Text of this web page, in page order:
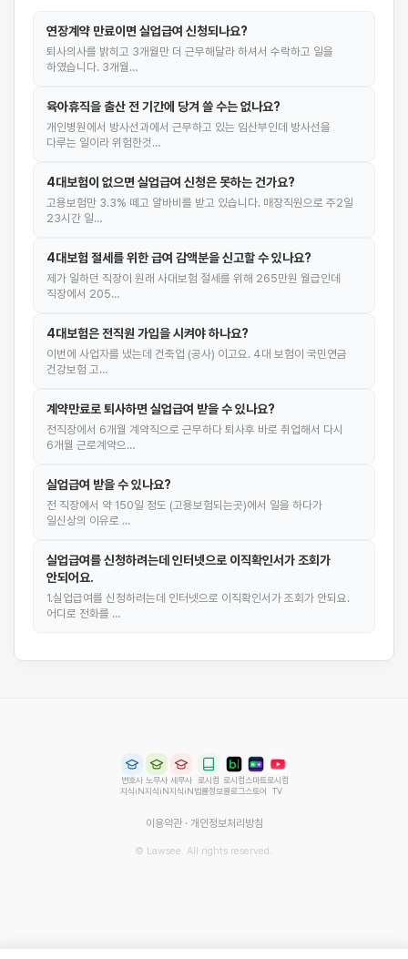
연장계약 만료이면 실업급여 신청되나요?
퇴사의사를 밝히고 3개월만 더 근무해달라 하셔서 수락하고 일을
하였습니다. 3개월…
육아휴직을 출산 전 기간에 당겨 쓸 수는 없나요?
개인병원에서 방사선과에서 근무하고 있는 임산부인데 방사선을
다루는 일이라 위험한것…
4대보험이 없으면 실업급여 신청은 못하는 건가요?
고용보험만 3.3% 떼고 알바비를 받고 있습니다. 매장직원으로 주2일
23시간 일…
4대보험 절세를 위한 급여 감액분을 신고할 수 있나요?
제가 일하던 직장이 원래 사대보험 절세를 위해 265만원 월급인데
직장에서 205…
4대보험은 전직원 가입을 시켜야 하나요?
이번에 사업자를 냈는데 건축업 (공사) 이고요. 4대 보험이 국민연금
건강보험 고…
계약만료로 퇴사하면 실업급여 받을 수 있나요?
전직장에서 6개월 계약직으로 근무하다 퇴사후 바로 취업해서 다시
6개월 근로계약으…
실업급여 받을 수 있나요?
전 직장에서 약 150일 정도 (고용보험되는곳)에서 일을 하다가
일신상의 이유로 …
실업급여를 신청하려는데 인터넷으로 이직확인서가 조회가
안되어요.
1.실업급여를 신청하려는데 인터넷으로 이직확인서가 조회가 안되요.
어디로 전화를 …
변호사
지식iN
노무사
지식iN
세무사
지식iN
로시컴
법률정보
로시컴
블로그
스마트
스토어
로시컴
TV
이용약관· 개인정보처리방침
© Lawsee. All rights reserved.